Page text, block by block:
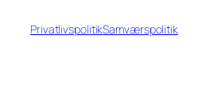
PrivatlivspolitikSamværspolitik